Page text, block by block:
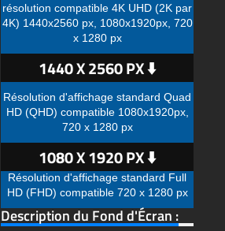
résolution compatible 4K UHD (2K par
4K) 1440x2560 px, 1080x1920px, 720
x 1280 px
1440 X 2560 PX ⬇️
Résolution d'affichage standard Quad
HD (QHD) compatible 1080x1920px,
720 x 1280 px
1080 X 1920 PX ⬇️
Résolution d'affichage standard Full
HD (FHD) compatible 720 x 1280 px
Description du Fond d'Écran :